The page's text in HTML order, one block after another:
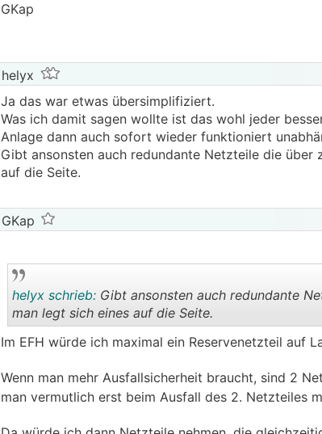
GKap
helyx
Ja das war etwas übersimplifiziert.
Was ich damit sagen wollte ist das wohl jeder
Anlage dann auch sofort wieder funktioniert
Gibt ansonsten auch redundante Netzteile die
auf die Seite.
GKap
helyx schrieb:Gibt ansonsten auch redundante
man legt sich eines auf die Seite.
Im EFH würde ich maximal ein Reservenetzteil auf
Wenn man mehr Ausfallsicherheit braucht, sind 2
man vermutlich erst beim Ausfall des 2. Netzteiles